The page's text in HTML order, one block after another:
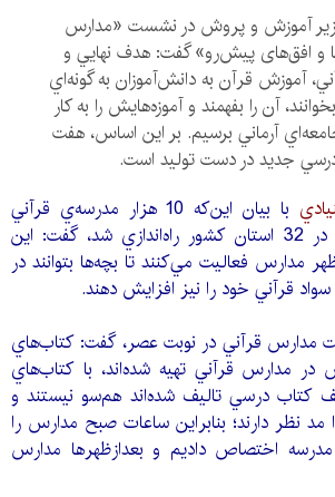
آموزش و پروش در نشست «مدارس
و افق‌های پيش‌رو» گفت: هدف نهايي و
آموزش قرآن به دانش‌آموزان به گونه‌اي
آن را بفهمند و آموزه‌هايش را به كار
آرماني برسيم. بر اين اساس، هفت
جديد در دست توليد است.
با بيان اين‌كه 10 هزار مدرسه‌ي قرآني
كشور در سال گذشته در 32 استان كشور راه‌اندازي شد، گفت: اين
مدارس فعاليت مي‌كنند تا بچه‌ها بتوانند در
قرآني خود را نيز افزايش دهند.
مدارس قرآني در نوبت عصر، گفت: كتاب‌هاي
در مدارس قرآني تهيه شده‌اند، با كتاب‌هاي
كتاب درسي تاليف شده‌اند هم‌سو نيستند و
نظر دارند؛ بنابراين ساعات صبح مدارس را
اختصاص داديم و بعدازظهر‌ها مدارس